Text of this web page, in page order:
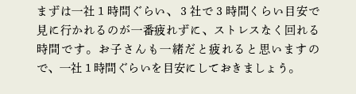
まずは一社１時間ぐらい、３社で３時間くらい目安で
見に行かれるのが一番疲れずに、ストレスなく回れる
時間です。お子さんも一緒だと疲れると思いますの
で、一社１時間ぐらいを目安にしておきましょう。